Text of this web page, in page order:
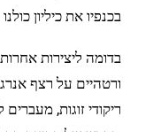
בכנפיו את כיליון
בדומה ליצירות
ורטהיים על רצף
ריקודי זוגות, מעברים